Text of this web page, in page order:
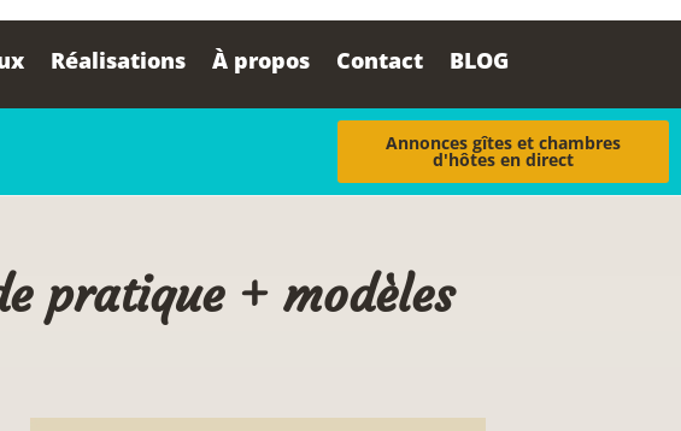
Réalisations À propos Contact BLOG
Annonces gîtes et chambres
d'hôtes en direct
pratique + modèles